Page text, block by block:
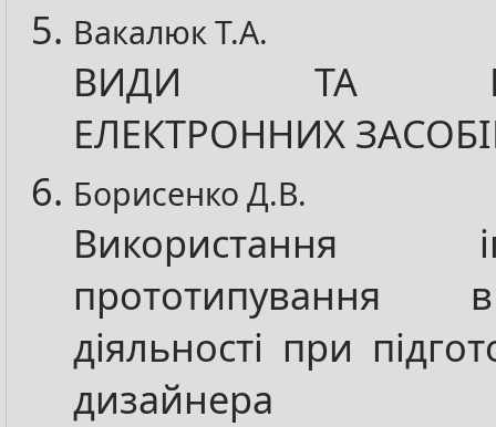
Вакалюк Т.А.
ВИДИ ТА
ЕЛЕКТРОННИХ
Борисенко Д.В.
Використання
прототипування
діяльності при
дизайнера